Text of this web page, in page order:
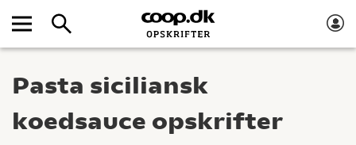
Pasta siciliansk
koedsauce opskrifter